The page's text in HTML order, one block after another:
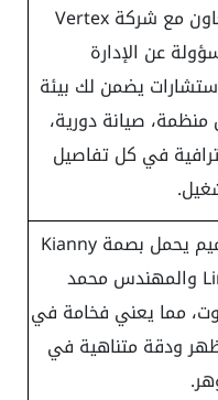
التعاون مع شركة Vertex
عن الإدارة
يضمن لك بيئة
صيانة دورية،
في كل تفاصيل
تصميم يحمل بصمة Kianny
Lines والمهندس محمد
مما يعني فخامة في
ودقة متناهية في